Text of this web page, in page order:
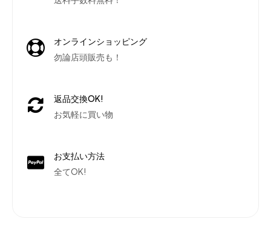
オンラインショッピング
勿論店頭販売も！
返品交換OK!
お気軽に買い物
お支払い方法
全てOK!